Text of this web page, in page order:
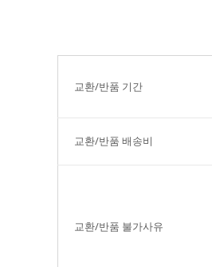
교환/반품 기간
교환/반품 배송비
교환/반품 불가사유